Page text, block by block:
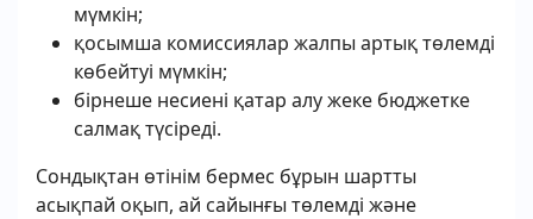
мүмкін;
қосымша комиссиялар жалпы артық төлемді
көбейтуі мүмкін;
бірнеше несиені қатар алу жеке бюджетке
салмақ түсіреді.
Сондықтан өтінім бермес бұрын шартты
асықпай оқып, ай сайынғы төлемді және